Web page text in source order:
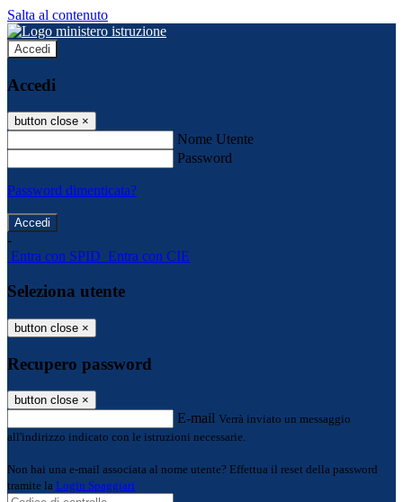
Salta al contenuto
Accedi
Accedi
button close ×
Nome Utente
Password
Password dimenticata?
-
Entra con SPID Entra con CIE
Seleziona utente
button close ×
Recupero password
button close ×
E-mail Verrà inviato un messaggio
all'indirizzo indicato con le istruzioni necessarie.
Non hai una e-mail associata al nome utente? Effettua il reset della password
tramite la Login Spaggiari